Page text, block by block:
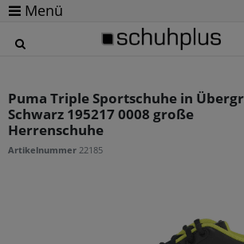
Menü
Puma Triple Sportschuhe in
Schwarz 195217 0008 große
Herrenschuhe
Artikelnummer 22185